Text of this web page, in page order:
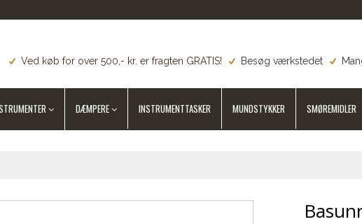
Ved køb for over 500,- kr. er fragten GRATIS! Besøg værkstedet
DÆMPERE INSTRUMENTTASKER MUNDSTYKKER SMØREMIDLER